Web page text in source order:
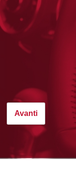
Avanti